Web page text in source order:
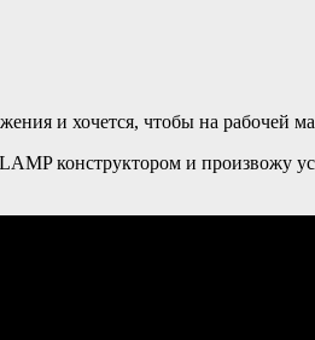
и хочется, чтобы на рабочей
конструктором и произвожу